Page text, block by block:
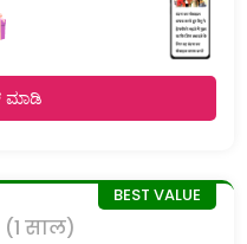
ಮಾಡಿ
(1 साल)